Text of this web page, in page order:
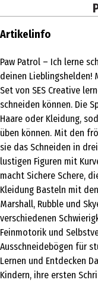
Artikelinfo
Paw Patrol – Ich lerne
deinen Lieblingshelden!
Set von SES Creative
schneiden können. Die
Haare oder Kleidung,
üben können. Mit den
sie das Schneiden in
lustigen Figuren mit
macht Sichere Schere,
Kleidung Basteln mit
Marshall, Rubble und
verschiedenen
Feinmotorik und
Ausschneidebögen für
Lernen und Entdecken
Kindern, ihre ersten